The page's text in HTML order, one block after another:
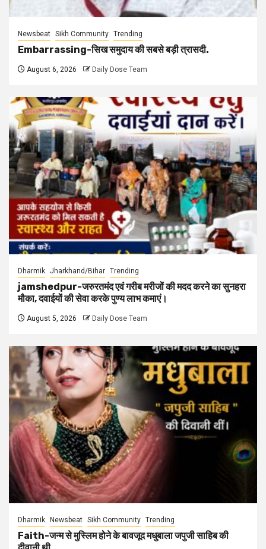
Newsbeat Sikh Community Trending
Embarrassing-सिख समुदाय की सबसे बड़ी त्रासदी.
August 6, 2026 Daily Dose Team
Dharmik Jharkhand/Bihar Trending
jamshedpur-जरुरतमंद एवं गरीब मरीजों की मदद करने का सुनहरा
मौका, दवाईयों की सेवा करके पुण्य लाभ कमाएं।
August 5, 2026 Daily Dose Team
Dharmik Newsbeat Sikh Community Trending
Faith-जन्म से मुस्लिम होने के बावजूद मधुबाला जपुजी साहिब की